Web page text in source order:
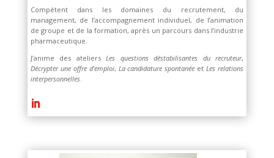
Compétent dans les domaines du recrutement, du
management, de l’accompagnement individuel, de l’animation
de groupe et de la formation, après un parcours dans l’industrie
pharmaceutique.
J’anime des ateliersLes questions déstabilisantes du recruteur,
Décrypter une offre d’emploi, La candidature spontanée etLes relations
interpersonnelles.